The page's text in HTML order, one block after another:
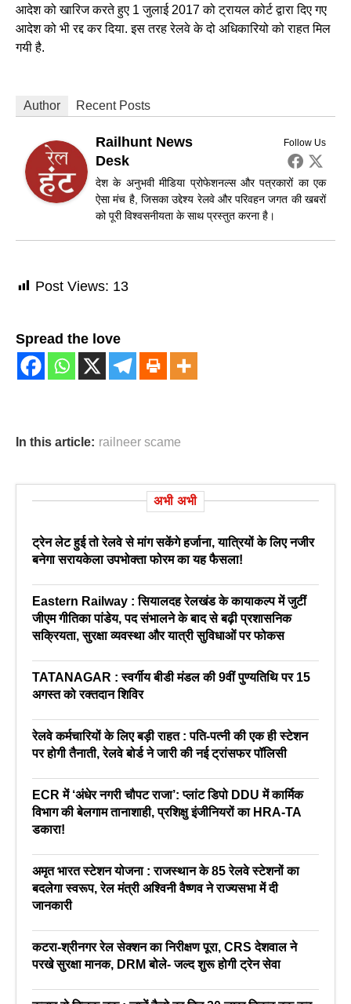
आदेश को खारिज करते हुए 1 जुलाई 2017 को ट्रायल कोर्ट द्वारा दिए गए
आदेश को भी रद्द कर दिया. इस तरह रेलवे के दो अधिकारियो को राहत मिल
गयी है.
Author Recent Posts
Follow Us
Railhunt News
Desk
देश के अनुभवी मीडिया प्रोफेशनल्स और पत्रकारों का एक
ऐसा मंच है, जिसका उद्देश्य रेलवे और परिवहन जगत की खबरों
को पूरी विश्वसनीयता के साथ प्रस्तुत करना है।
Post Views: 13
Spread the love
In this article: railneer scame
अभी अभी
ट्रेन लेट हुई तो रेलवे से मांग सकेंगे हर्जाना, यात्रियों के लिए नजीर
बनेगा सरायकेला उपभोक्ता फोरम का यह फैसला!
Eastern Railway : सियालदह रेलखंड के कायाकल्प में जुटीं
जीएम गीतिका पांडेय, पद संभालने के बाद से बढ़ी प्रशासनिक
सक्रियता, सुरक्षा व्यवस्था और यात्री सुविधाओं पर फोकस
TATANAGAR : स्वर्गीय बीडी मंडल की 9वीं पुण्यतिथि पर 15
अगस्त को रक्तदान शिविर
रेलवे कर्मचारियों के लिए बड़ी राहत : पति-पत्नी की एक ही स्टेशन
पर होगी तैनाती, रेलवे बोर्ड ने जारी की नई ट्रांसफर पॉलिसी
ECR में ‘अंधेर नगरी चौपट राजा’: प्लांट डिपो DDU में कार्मिक
विभाग की बेलगाम तानाशाही, प्रशिक्षु इंजीनियरों का HRA-TA
डकारा!
अमृत भारत स्टेशन योजना : राजस्थान के 85 रेलवे स्टेशनों का
बदलेगा स्वरूप, रेल मंत्री अश्विनी वैष्णव ने राज्यसभा में दी
जानकारी
कटरा-श्रीनगर रेल सेक्शन का निरीक्षण पूरा, CRS देशवाल ने
परखे सुरक्षा मानक, DRM बोले- जल्द शुरू होगी ट्रेन सेवा